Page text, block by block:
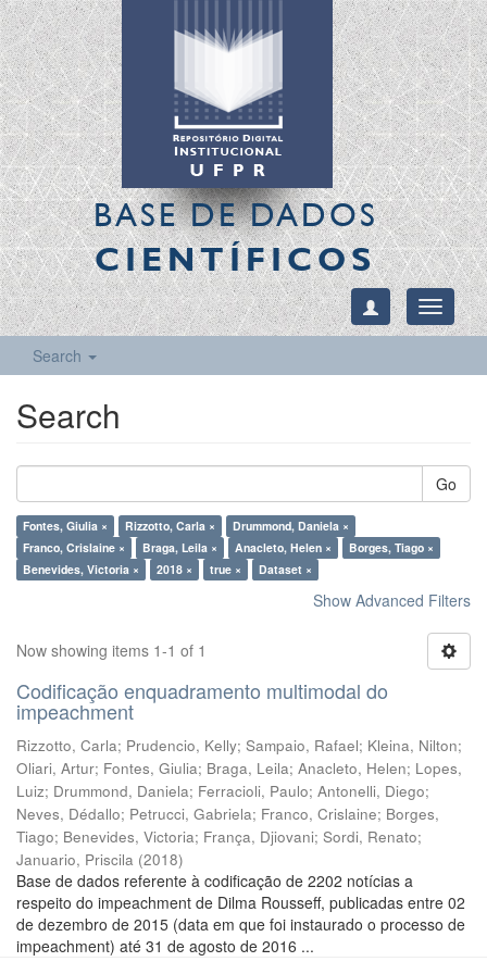
BASE DE DADOS
CIENTÍFICOS
Toggle
Search
Search
Go
Fontes, Giulia × Rizzotto, Carla ×
Drummond, Daniela ×
Franco, Crislaine ×
Braga, Leila × Anacleto, Helen ×
Borges, Tiago ×
Benevides, Victoria ×
2018 × true × Dataset ×
Show Advanced Filters
Now showing items 1-1 of 1
Codificação enquadramento multimodal do
impeachment
Rizzotto, Carla; Prudencio, Kelly; Sampaio, Rafael; Kleina, Nilton;
Oliari, Artur; Fontes, Giulia; Braga, Leila; Anacleto, Helen; Lopes,
Luiz; Drummond, Daniela; Ferracioli, Paulo; Antonelli, Diego;
Neves, Dédallo; Petrucci, Gabriela; Franco, Crislaine; Borges,
Tiago; Benevides, Victoria; França, Djiovani; Sordi, Renato;
Januario, Priscila (2018)
Base de dados referente à codificação de 2202 notícias a
respeito do impeachment de Dilma Rousseff, publicadas entre 02
de dezembro de 2015 (data em que foi instaurado o processo de
impeachment) até 31 de agosto de 2016 ...